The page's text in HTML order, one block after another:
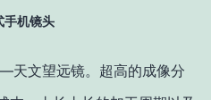
手机镜头
天文望远镜。超高的成像分